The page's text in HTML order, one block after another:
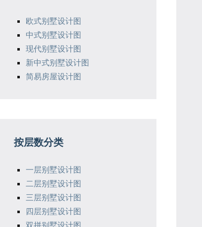
欧式别墅设计图
中式别墅设计图
现代别墅设计图
新中式别墅设计图
简易房屋设计图
按层数分类
一层别墅设计图
二层别墅设计图
三层别墅设计图
四层别墅设计图
双拼别墅设计图